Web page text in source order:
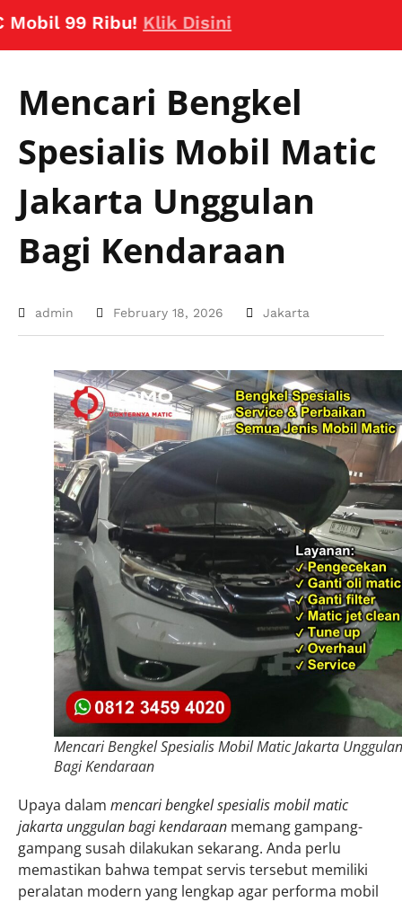
99 Ribu!Klik Disini
Mencari Bengkel
Spesialis Mobil Matic
Jakarta Unggulan
Bagi Kendaraan
admin February 18, 2026 Jakarta
Mencari Bengkel Spesialis Mobil Matic Jakarta Unggulan
Bagi Kendaraan
Upaya dalam mencari bengkel spesialis mobil matic
jakarta unggulan bagi kendaraan memang gampang-
gampang susah dilakukan sekarang. Anda perlu
memastikan bahwa tempat servis tersebut memiliki
peralatan modern yang lengkap agar performa mobil